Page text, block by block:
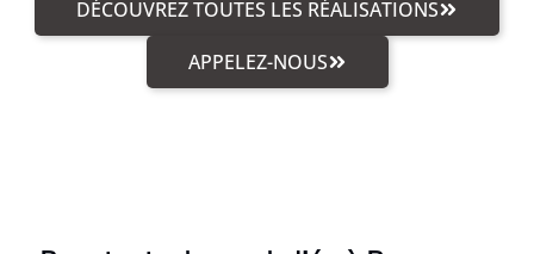
DÉCOUVREZ TOUTES LES RÉALISATIONS
APPELEZ-NOUS